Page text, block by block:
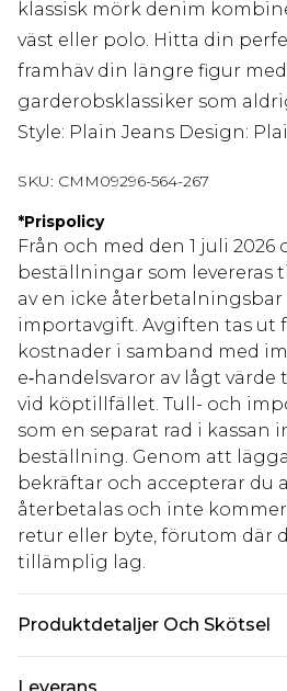
klassisk mörk denim
väst eller polo. Hitta din
framhäv din längre figur
garderobsklassiker som
Style: Plain Jeans Design:
SKU: CMM09296-564-267
*Prispolicy
Från och med den 1 juli 2026
beställningar som levereras
av en icke återbetalningsbar
importavgift. Avgiften tas ut
kostnader i samband med
e‑handelsvaror av lågt värde
vid köptillfället. Tull- och
som en separat rad i kassan
beställning. Genom att
bekräftar och accepterar du
återbetalas och inte
retur eller byte, förutom där
tillämplig lag.
Produktdetaljer Och Skötsel